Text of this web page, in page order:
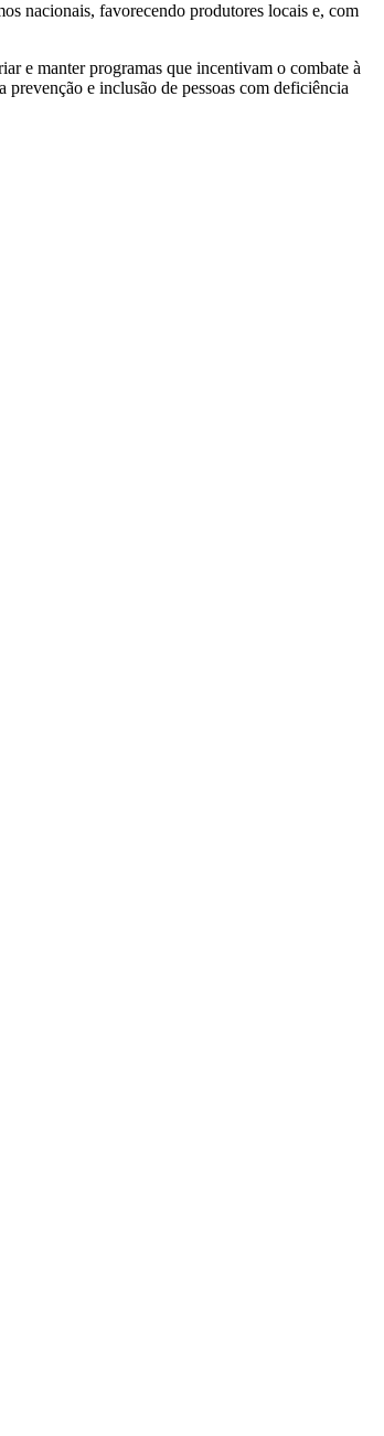
nacionais, favorecendo produtores locais e, com
e manter programas que incentivam o combate à
e inclusão de pessoas com deficiência